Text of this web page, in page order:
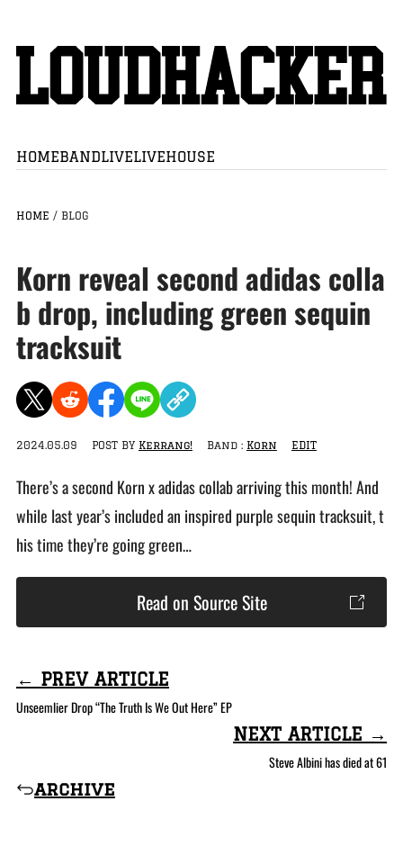
HOMEBANDLIVELIVEHOUSE
HOME / BLOG
Korn reveal second adidas colla
b drop, including green sequin
tracksuit
2024.05.09 POST BY Kerrang! Band : Korn EDIT
There’s a second Korn x adidas collab arriving this month! And
while last year’s included an inspired purple sequin tracksuit, t
his time they’re going green…
Read on Source Site
← PREV ARTICLE
Unseemlier Drop “The Truth Is We Out Here” EP
archive
NEXT ARTICLE →
Steve Albini has died at 61